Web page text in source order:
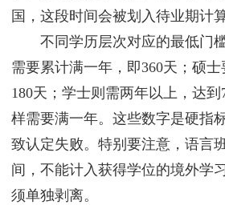
国，这段时间会被划入待业期计
不同学历层次对应的最低门
需要累计满一年，即360天；硕
180天；学士则需两年以上，达到
样需要满一年。这些数字是硬指
致认定失败。特别要注意，语言
间，不能计入获得学位的境外学
须单独剥离。